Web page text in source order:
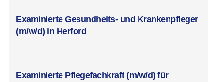
Examinierte Gesundheits- und Krankenpfleger
(m/w/d) in Herford
Examinierte Pflegefachkraft (m/w/d) für